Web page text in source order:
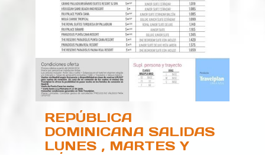
REPÚBLICA
DOMINICANA SALIDAS
LUNES , MARTES Y